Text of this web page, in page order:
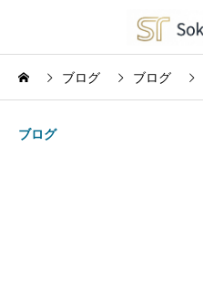
ブログ ブログ
ブログ